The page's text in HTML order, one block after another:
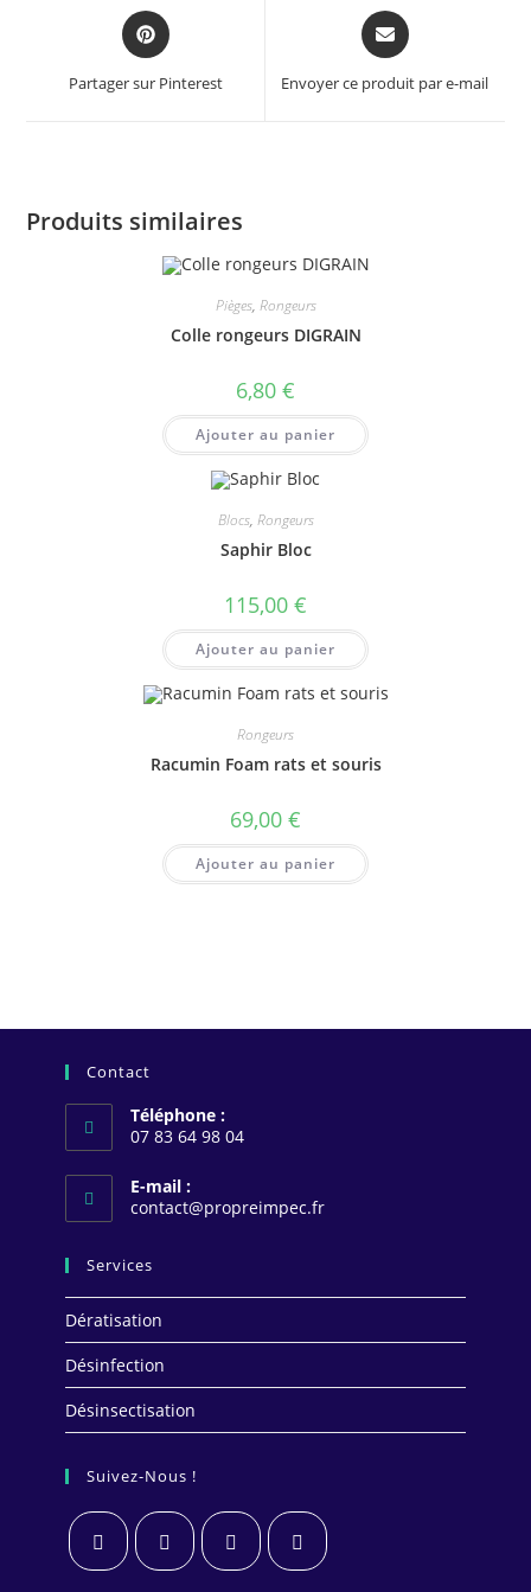
Opens
in
new
Partager sur Pinterest
Opens
in
new
Envoyer ce produit par e-mail
Produits similaires
Pièges, Rongeurs
Colle rongeurs DIGRAIN
6,80 €
Ajouter au panier
Blocs, Rongeurs
Saphir Bloc
115,00 €
Ajouter au panier
Rongeurs
Racumin Foam rats et souris
69,00 €
Ajouter au panier
Contact
Téléphone :
07 83 64 98 04
E-mail :
contact@propreimpec.frS’ouvre
Services
Dératisation
Désinfection
Désinsectisation
Suivez-Nous !